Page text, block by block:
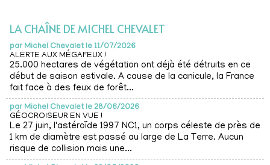
LA CHAÎNE DE MICHEL CHEVALET
par Michel Chevalet le 11/07/2026
ALERTE AUX MÉGAFEUX !
25.000 hectares de végétation ont déjà été détruits en ce
début de saison estivale. A cause de la canicule, la France
fait face à des feux de forêt...
par Michel Chevalet le 28/06/2026
GÉOCROISEUR EN VUE !
Le 27 juin, l'astéroïde 1997 NC1, un corps céleste de près de
1 km de diamètre est passé au large de La Terre. Aucun
risque de collision mais une...